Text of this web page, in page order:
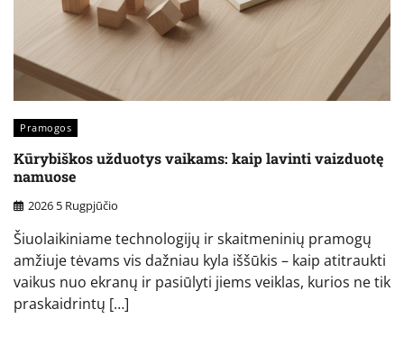
Pramogos
Kūrybiškos užduotys vaikams: kaip lavinti vaizduotę
namuose
2026 5 Rugpjūčio
Šiuolaikiniame technologijų ir skaitmeninių pramogų
amžiuje tėvams vis dažniau kyla iššūkis – kaip atitraukti
vaikus nuo ekranų ir pasiūlyti jiems veiklas, kurios ne tik
praskaidrintų […]